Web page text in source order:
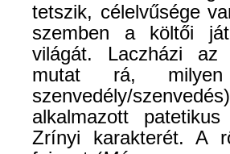
tetszik, célelvűsége
szemben a költői
világát. Laczházi az
mutat rá,
szenvedély/
alkalmazott
Zrínyi karakterét. A